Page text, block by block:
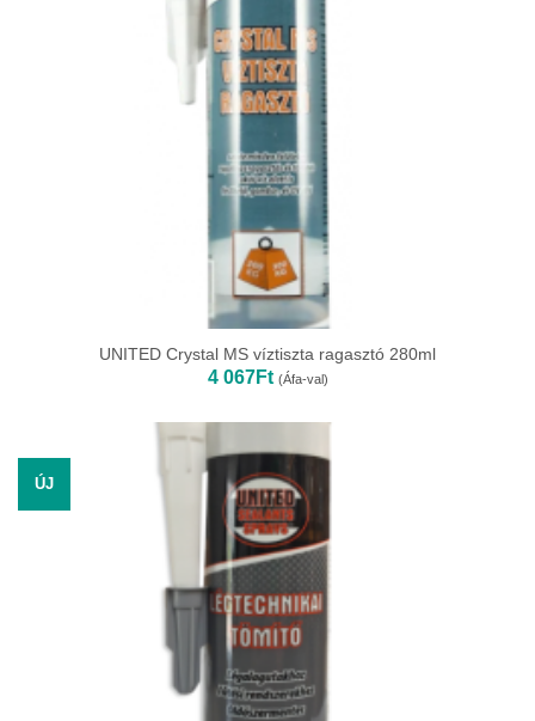
UNITED Crystal MS víztiszta ragasztó 280ml
4 067Ft (Áfa-val)
ÚJ